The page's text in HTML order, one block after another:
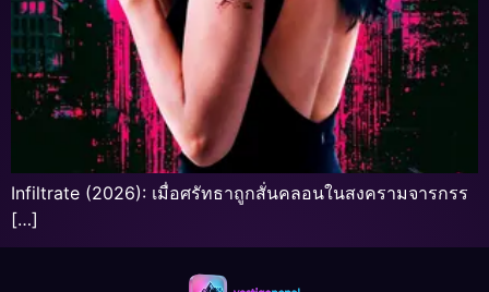
Infiltrate (2026): เมื่อศรัทธาถูกสั่นคลอนในสงครามจารกรร
[…]